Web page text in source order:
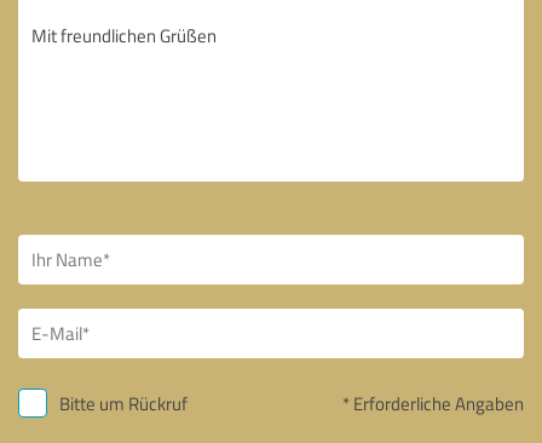
Bitte um Rückruf * Erforderliche Angaben